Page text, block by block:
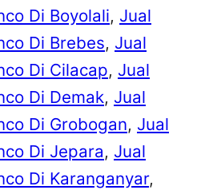
Di Boyolali, Jual
Di Brebes, Jual
Di Cilacap, Jual
Di Demak, Jual
Di Grobogan, Jual
Di Jepara, Jual
Di Karanganyar